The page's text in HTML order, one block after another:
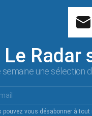
Le
semaine une sélection
pouvez vous désabonner à